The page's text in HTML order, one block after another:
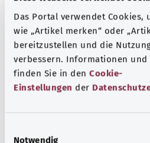
Das Portal verwendet Cookies,
wie „Artikel merken“ oder
bereitzustellen und die
verbessern. Informationen
finden Sie in den Cookie-
Einstellungen der
Notwendig